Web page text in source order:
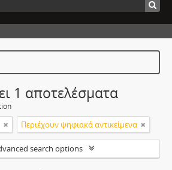
1 αποτελέσματα
Περιέχουν ψηφιακά αντικείμενα
search options